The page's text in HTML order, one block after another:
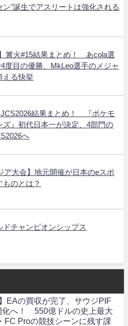
ン"誕生でアスリートは強化される
篝火#15結果まとめ！ あcola選
度目の優勝、MkLeo選手のメジャ
える快挙
結果まとめ！ 『ポケモ
ズ』初代日本一が決定、4部門の
へ
ア大会】地元開催が日本のeスポ
ものとは？
ドチャンピオンシップス
EAの買収が完了、サウジPIF
化へ！ 550億ドルの史上最大
FC Proの競技シーンに残す課